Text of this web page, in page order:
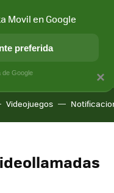
APLICACIONES
Videojuegos
×
Movil en Google
preferida
de Google